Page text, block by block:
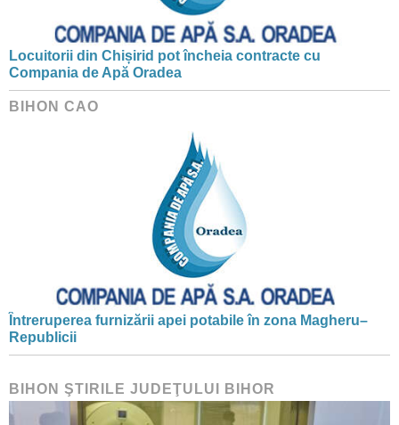
Locuitorii din Chișirid pot încheia contracte cu
Compania de Apă Oradea
BIHON CAO
Întreruperea furnizării apei potabile în zona Magheru–
Republicii
BIHON ŞTIRILE JUDEŢULUI BIHOR